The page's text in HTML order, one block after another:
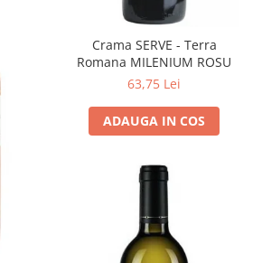
Crama SERVE - Terra
Romana MILENIUM ROSU
63,75 Lei
ADAUGA IN COS